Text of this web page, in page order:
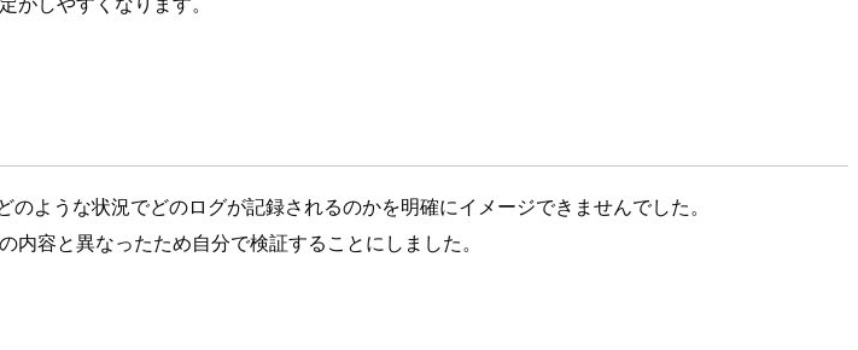
ような状況でどのログが記録されるのかを明確にイメージできませんでした。
容と異なったため自分で検証することにしました。